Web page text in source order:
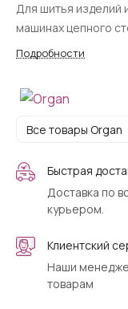
Для шитья изделий
машинах цепного
Подробности
Все товары Organ
Быстрая
Доставка по
курьером.
Клиентский
Наши
товарам